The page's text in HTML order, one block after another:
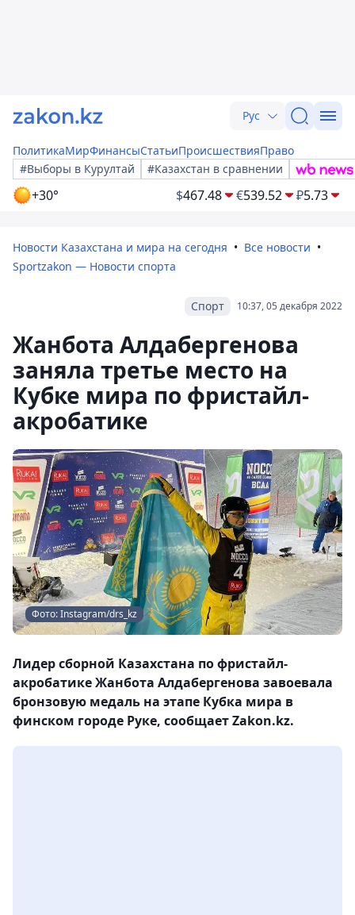
Рус
ПолитикаМирФинансыСтатьиПроисшествияПраво
#Выборы в Курултай
#Казахстан в сравнении
+30° $467.48 €539.52 ₽5.73
Новости Казахстана и мира на сегодня
Все новости
Sportzakon — Новости спорта
10:37, 05 декабря 2022
Спорт
Жанбота Алдабергенова
заняла третье место на
Кубке мира по фристайл-
акробатике
Фото: Instagram/drs_kz
Лидер сборной Казахстана по фристайл-
акробатике Жанбота Алдабергенова завоевала
бронзовую медаль на этапе Кубка мира в
финском городе Руке, сообщает Zakon.kz.